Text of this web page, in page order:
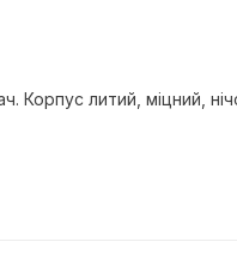
Корпус литий, міцний,